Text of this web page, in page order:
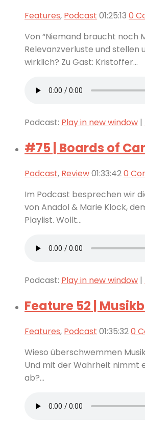
Features, Podcast 01:25:13 0
Von “Niemand braucht noch
Relevanzverluste und stellen
wirklich? Zu Gast: Kristoffer...
Podcast: Play in new window |
#75 | Boards of
Podcast, Review01:33:420
Im Podcast besprechen wir
von Anadol & Marie Klock,
Playlist. Wollt...
Podcast: Play in new window |
Feature 52 |
Features, Podcast 01:35:320
Wieso überschwemmen
Und mit der Wahrheit nimmt
ab?...